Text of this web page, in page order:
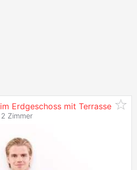
im Erdgeschoss mit Terrasse
2 Zimmer